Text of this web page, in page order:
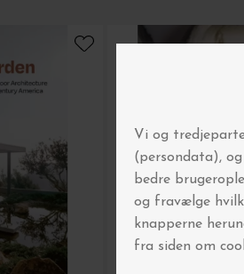
Spar 5% på
Tilmeld dig
▪️ Automatisk deltagelse i
▪️ Få først at vide, når vi
▪️ Inspiration til boligfornyelse
Gælder ikke i forvejen